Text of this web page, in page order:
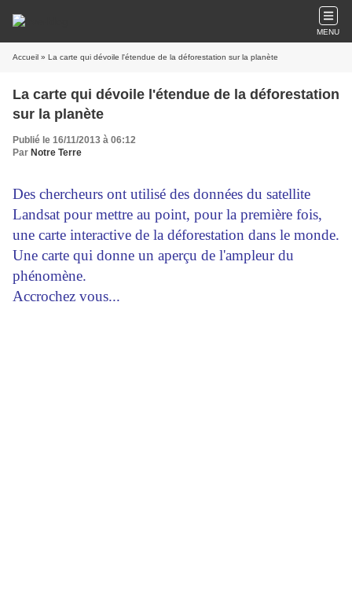
MENU
Accueil » La carte qui dévoile l'étendue de la déforestation sur la planète
La carte qui dévoile l'étendue de la déforestation
sur la planète
Publié le 16/11/2013 à 06:12
Par Notre Terre
Des chercheurs ont utilisé des données du satellite
Landsat pour mettre au point, pour la première fois,
une carte interactive de la déforestation dans le monde.
Une carte qui donne un aperçu de l'ampleur du
phénomène.
Accrochez vous...